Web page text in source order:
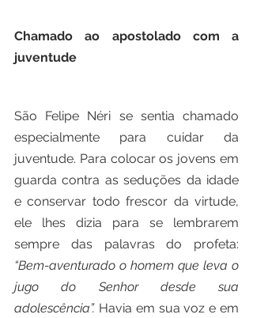
Chamado ao apostolado com a
juventude
São Felipe Néri se sentia chamado
especialmente para cuidar da
juventude. Para colocar os jovens em
guarda contra as seduções da idade
e conservar todo frescor da virtude,
ele lhes dizia para se lembrarem
“Bem-aventurado o homem que leva o
jugo do Senhor desde sua
adolescência”. Havia em sua voz e em